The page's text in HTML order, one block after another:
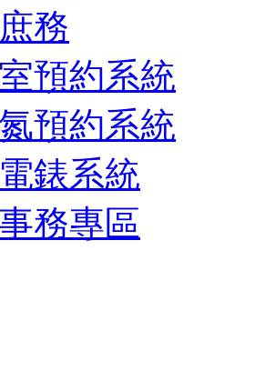
務
預約系統
預約系統
錶系統
務專區